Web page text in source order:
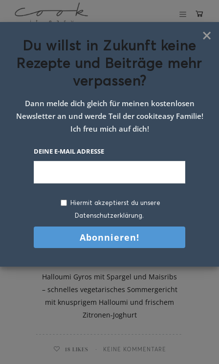
Schlagwort:
rezept für heiße
tage
Halloumi Gyros mit Spargel und Maisribs
– schnelles vegetarisches Sommergericht
mit knusprigem Halloumi und frischem
Zitronen-Joghurt
18 LIKES KEINE KOMMENTARE
×
Du willst in Zukunft keine
Rezepte und Beiträge mehr
verpassen?
Dann melde dich gleich für meinen kostenlosen
Newsletter an und werde Teil der cookiteasy Familie!
Ich freu mich auf dich!
DEINE E-MAIL ADRESSE
Hiermit akzeptierst du unsere
Datenschutzerklärung.